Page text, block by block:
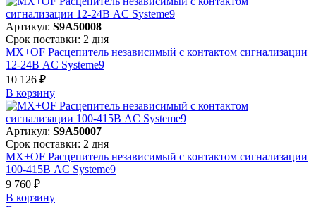
Артикул: S9A50008
Срок поставки: 2 дня
MX+OF Расцепитель независимый с контактом сигнализации
12-24В AC Systeme9
10 126 ₽
В корзинy
Артикул: S9A50007
Срок поставки: 2 дня
MX+OF Расцепитель независимый с контактом сигнализации
100-415В AC Systeme9
9 760 ₽
В корзинy